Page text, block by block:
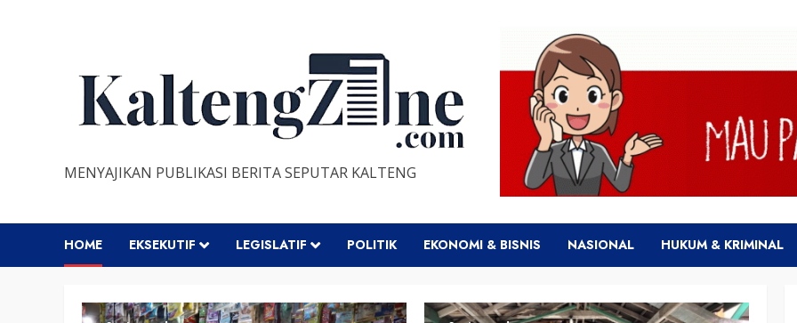
MENYAJIKAN PUBLIKASI BERITA SEPUTAR KALTENG
HOME EKSEKUTIF LEGISLATIF POLITIK EKONOMI & BISNIS NASIONAL HUKUM & KRIMINAL